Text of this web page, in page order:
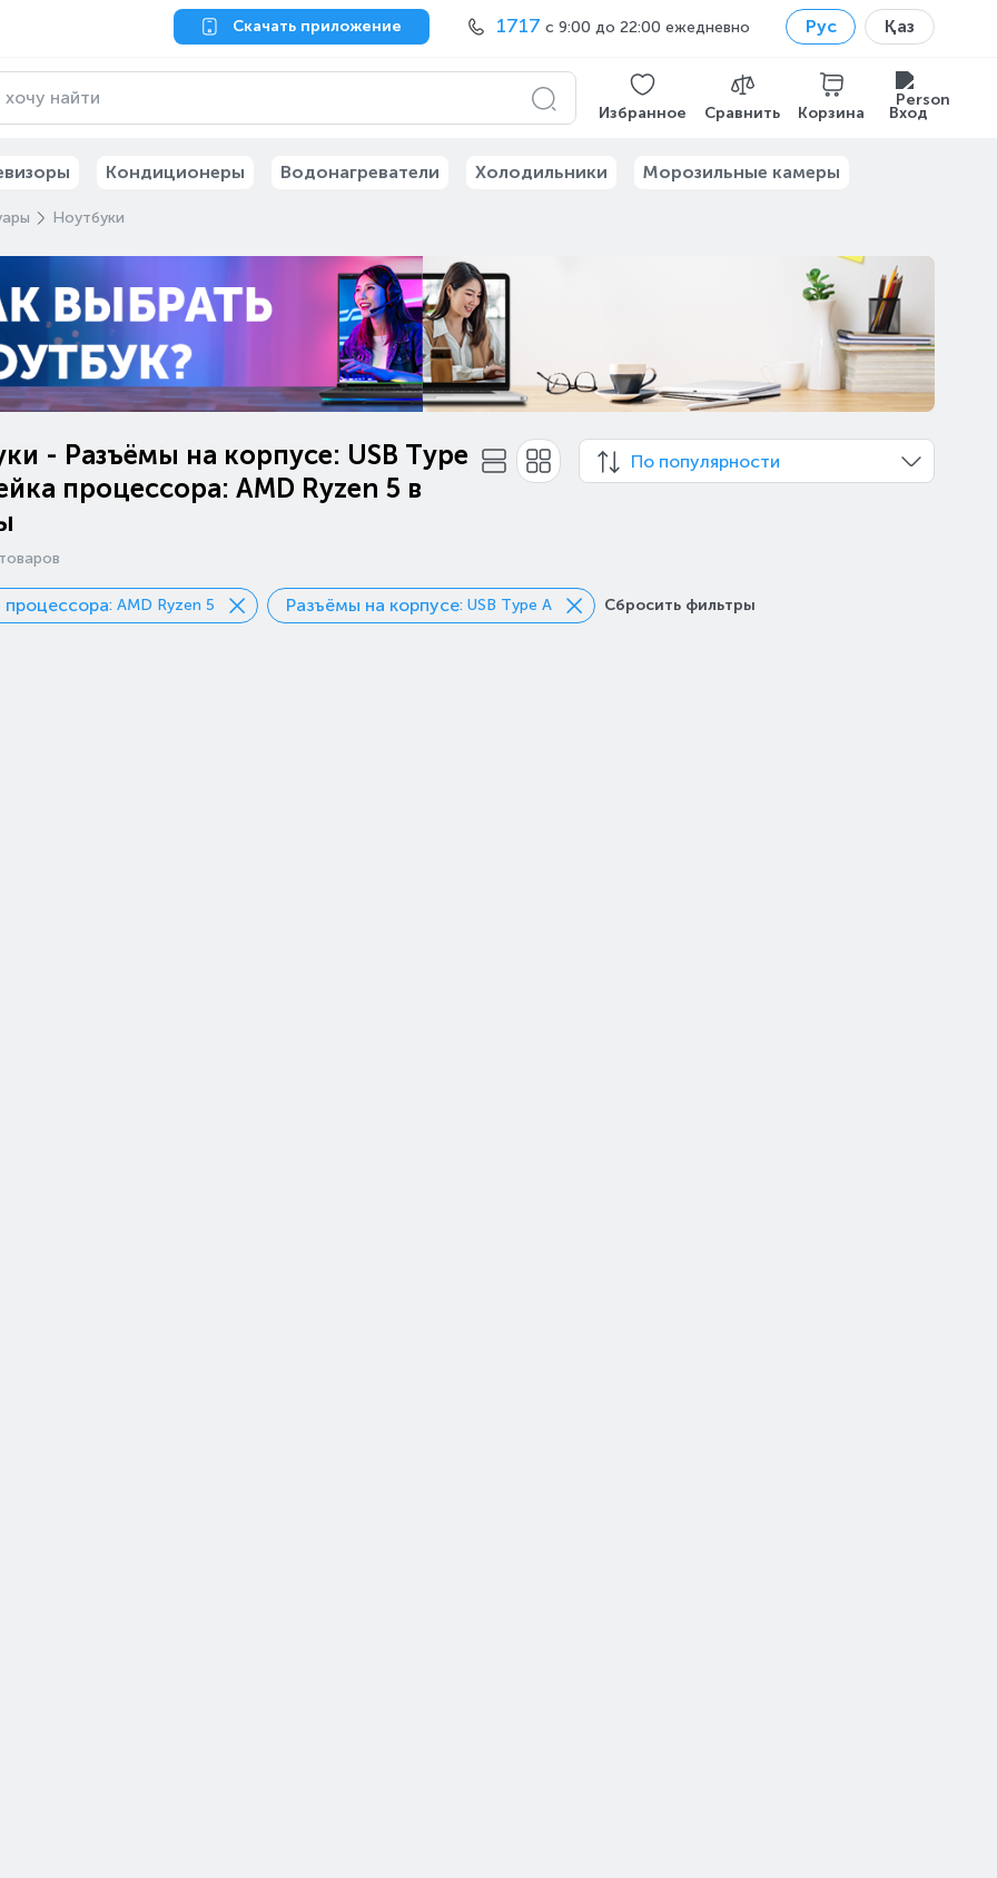
Скачать приложение 1717 с 9:00 до 22:00 ежедневно Рус Қаз
Избранное Сравнить Корзина Вход
Кондиционеры Водонагреватели Холодильники Морозильные камеры
Ноутбуки
- Разъёмы на корпусе: USB Type
процессора: AMD Ryzen 5 в
По популярности
процессора: AMD Ryzen 5 Разъёмы на корпусе: USB Type A Сбросить фильтры